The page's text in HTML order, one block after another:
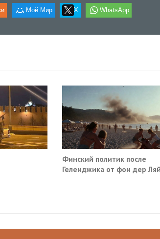
Мой Мир X WhatsApp
Финский политик после
Геленджика от фон дер